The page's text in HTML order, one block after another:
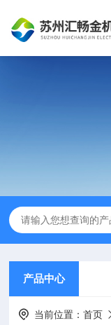
产品中心
当前位置：首页